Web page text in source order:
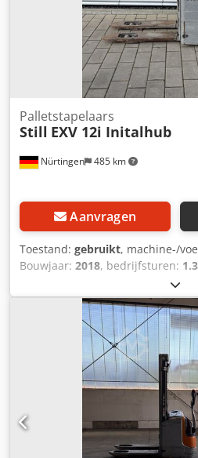
Nürtingen 485 km
Palletstapelaars
Still EXV 12i Initalhub
Aanvragen
Toestand: gebruikt, machine-/
Bouwjaar: 2018, bedrijfsturen:
3.000 mm
mm, brandstoftype:elektrisch,
bouwhoogte: 1.940 mm,
, totaalgewicht: 595 kg,
F20273J00171 Specificaties accu: